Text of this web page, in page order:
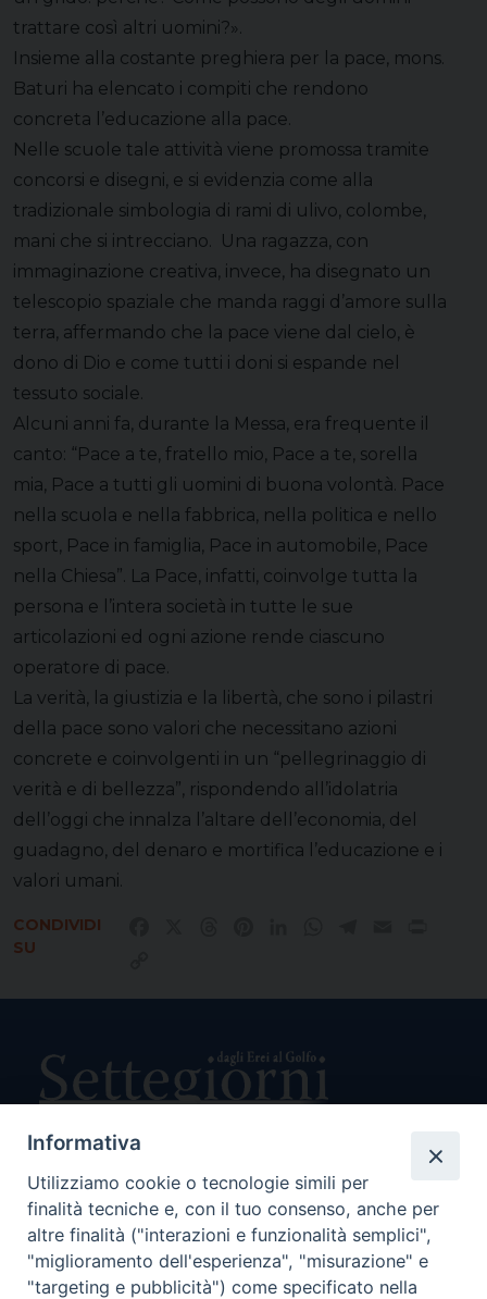
trattare così altri uomini?».
Insieme alla costante preghiera per la pace, mons.
Baturi ha elencato i compiti che rendono
concreta l’educazione alla pace.
Nelle scuole tale attività viene promossa tramite
concorsi e disegni, e si evidenzia come alla
tradizionale simbologia di rami di ulivo, colombe,
mani che si intrecciano. Una ragazza, con
immaginazione creativa, invece, ha disegnato un
telescopio spaziale che manda raggi d’amore sulla
terra, affermando che la pace viene dal cielo, è
dono di Dio e come tutti i doni si espande nel
tessuto sociale.
Alcuni anni fa, durante la Messa, era frequente il
canto: “Pace a te, fratello mio, Pace a te, sorella
mia, Pace a tutti gli uomini di buona volontà. Pace
nella scuola e nella fabbrica, nella politica e nello
sport, Pace in famiglia, Pace in automobile, Pace
nella Chiesa”. La Pace, infatti, coinvolge tutta la
persona e l’intera società in tutte le sue
articolazioni ed ogni azione rende ciascuno
operatore di pace.
La verità, la giustizia e la libertà, che sono i pilastri
della pace sono valori che necessitano azioni
concrete e coinvolgenti in un “pellegrinaggio di
verità e di bellezza”, rispondendo all’idolatria
dell’oggi che innalza l’altare dell’economia, del
guadagno, del denaro e mortifica l’educazione e i
valori umani.
CONDIVIDI
SU
Direttore Responsabile Giuseppe Rabita
Direttore Amministrativo Salvatore Bruno
Editore e Proprietà Opera di Religione della Diocesi di Piazza
Armerina,
Via Cammarata, 21 – Piazza Armerina
Informativa
Utilizziamo cookie o tecnologie simili per
finalità tecniche e, con il tuo consenso, anche per
altre finalità ("interazioni e funzionalità semplici",
"miglioramento dell'esperienza", "misurazione" e
"targeting e pubblicità") come specificato nella